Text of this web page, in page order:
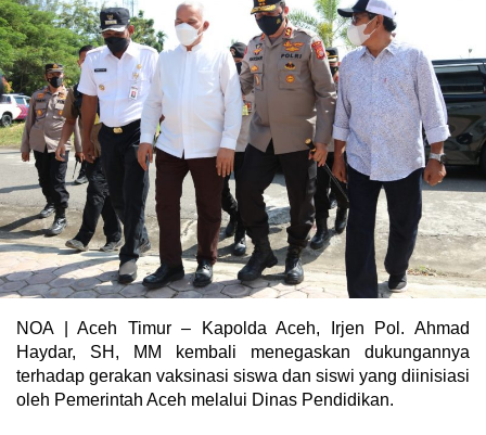
NOA | Aceh Timur – Kapolda Aceh, Irjen Pol. Ahmad
Haydar, SH, MM kembali menegaskan dukungannya
terhadap gerakan vaksinasi siswa dan siswi yang diinisiasi
oleh Pemerintah Aceh melalui Dinas Pendidikan.